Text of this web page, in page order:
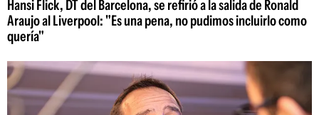
Hansi Flick, DT del Barcelona, se refirió a la salida de Ronald
Araujo al Liverpool: "Es una pena, no pudimos incluirlo como
quería"